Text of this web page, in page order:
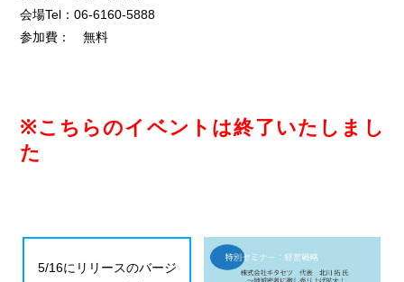
会場Tel：06-6160-5888
参加費： 無料
※こちらのイベントは終了いたしまし
た
5/16にリリースのバージ